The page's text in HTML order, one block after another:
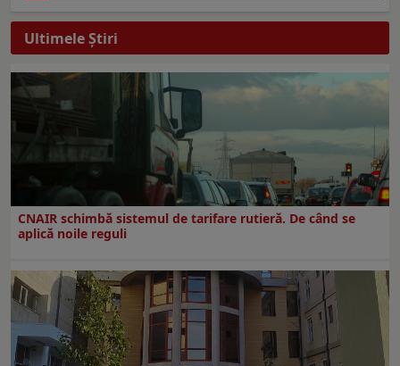
Ultimele Ştiri
CNAIR schimbă sistemul de tarifare rutieră. De când se
aplică noile reguli